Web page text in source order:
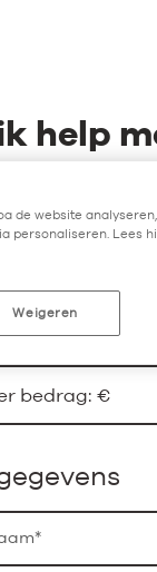
help
steun
bedrag: €
de website
personaliseren. Lees
Weigeren